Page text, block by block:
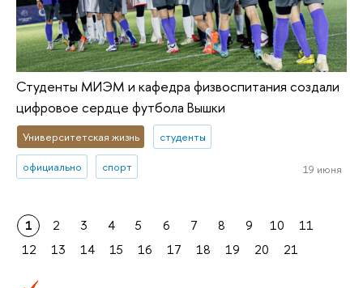
Студенты МИЭМ и кафедра физвоспитания создали
цифровое сердце футбола Вышки
Университетская жизнь студенты
официально спорт 19 июня
1 2 3 4 5 6 7 8 9 10
11
12
13 14 15 16 17 18 19 20 21